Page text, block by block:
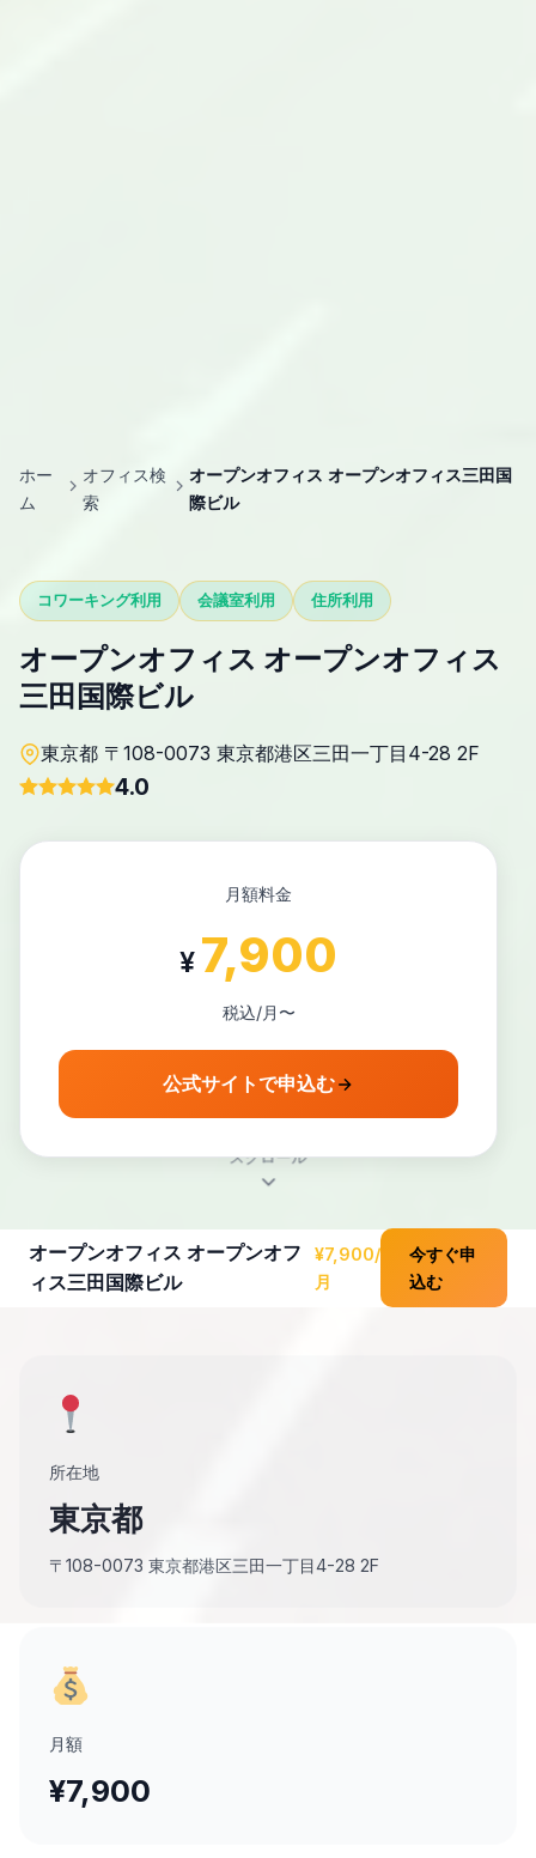
ホー
ム
オフィス検
索
オープンオフィス オープンオフィス三田国
際ビル
コワーキング利用 会議室利用 住所利用
オープンオフィス オープンオフィス
三田国際ビル
東京都 〒108-0073 東京都港区三田一丁目4-28 2F
4.0
月額料金
¥ 7,900
税込/月〜
公式サイトで申込む
スクロール
オープンオフィス オープンオフ
ィス三田国際ビル
¥7,900/
月
今すぐ申
込む
所在地
東京都
〒108-0073 東京都港区三田一丁目4-28 2F
月額
¥7,900